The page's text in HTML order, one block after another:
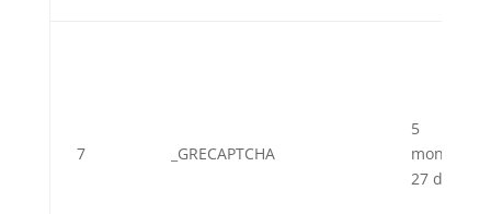
7 _GRECAPTCHA
5
months
27 days